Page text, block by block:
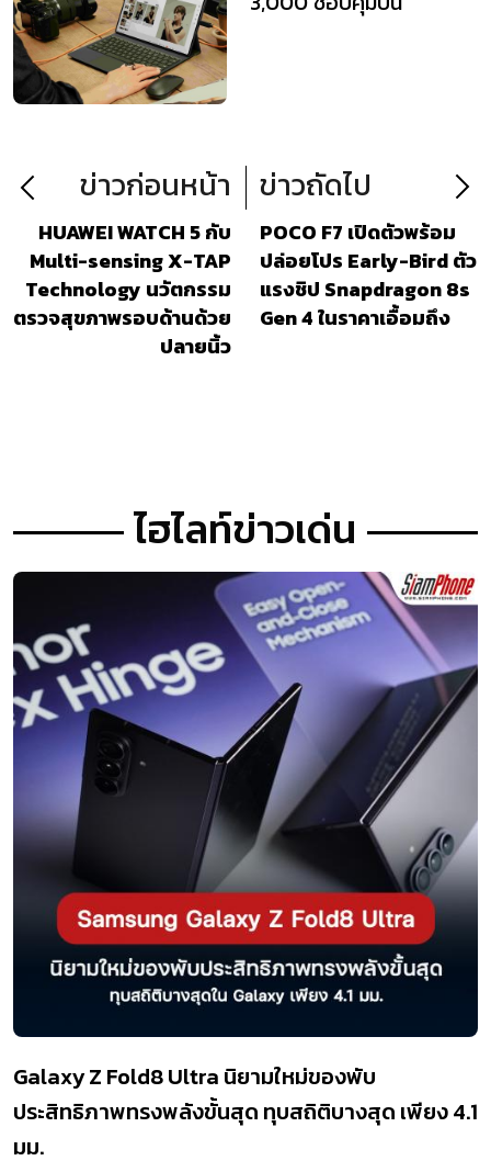
ข่าวก่อนหน้า
HUAWEI WATCH 5 กับ
Multi-sensing X-TAP
Technology นวัตกรรม
ตรวจสุขภาพรอบด้านด้วย
ปลายนิ้ว
ข่าวถัดไป
POCO F7 เปิดตัวพร้อม
ปล่อยโปร Early-Bird ตัว
แรงชิป Snapdragon 8s
Gen 4 ในราคาเอื้อมถึง
ไฮไลท์ข่าวเด่น
Galaxy Z Fold8 Ultra นิยามใหม่ของพับ
ประสิทธิภาพทรงพลังขั้นสุด ทุบสถิติบางสุด เพียง 4.1
มม.